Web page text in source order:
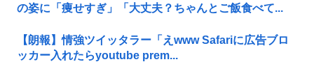
の姿に「痩せすぎ」「大丈夫？ちゃんとご飯食べて...
【朗報】情強ツイッタラー「えwww Safariに広告ブロ
ッカー入れたらyoutube prem...